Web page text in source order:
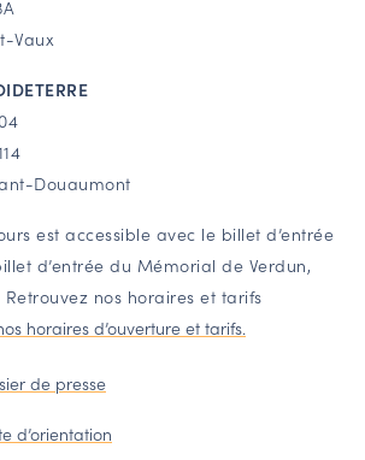
Vaux
Douaumont
est accessible avec le billet d’entrée
d’entrée du Mémorial de Verdun,
nos horaires et tarifs
horaires d’ouverture et tarifs.
de presse
d’orientation